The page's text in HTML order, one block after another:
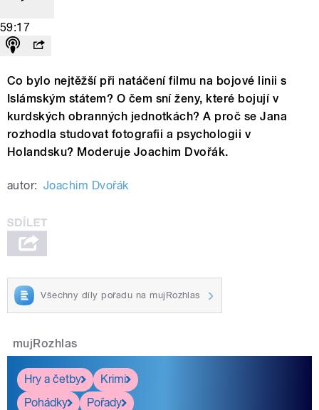
59:17
Co bylo nejtěžší při natáčení filmu na bojové linii s
Islámským státem? O čem sní ženy, které bojují v
kurdských obranných jednotkách? A proč se Jana
rozhodla studovat fotografii a psychologii v
Holandsku? Moderuje Joachim Dvořák.
autor: Joachim Dvořák
Všechny díly pořadu na mujRozhlas
mujRozhlas
Hry a četby
Krimi
Pohádky
Pořady